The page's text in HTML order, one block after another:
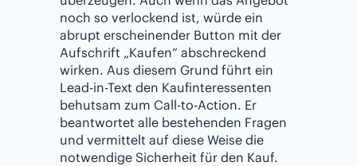
noch so verlockend ist, würde ein
abrupt erscheinender Button mit der
Aufschrift „Kaufen“ abschreckend
wirken. Aus diesem Grund führt ein
Lead-in-Text den Kaufinteressenten
behutsam zum Call-to-Action. Er
beantwortet alle bestehenden Fragen
und vermittelt auf diese Weise die
notwendige Sicherheit für den Kauf.